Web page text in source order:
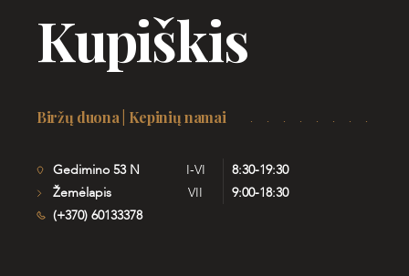
Kupiškis
Biržų duona | Kepinių namai
Gedimino 53 N
Žemėlapis
(+370) 60133378
I-VI
8:30-19:30
VII
9:00-18:30